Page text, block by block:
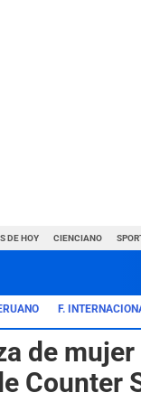
DE HOY CIENCIANO
F.
de
Counter